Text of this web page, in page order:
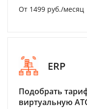
От 1499 руб./месяц
ERP
Подобрать
виртуальную